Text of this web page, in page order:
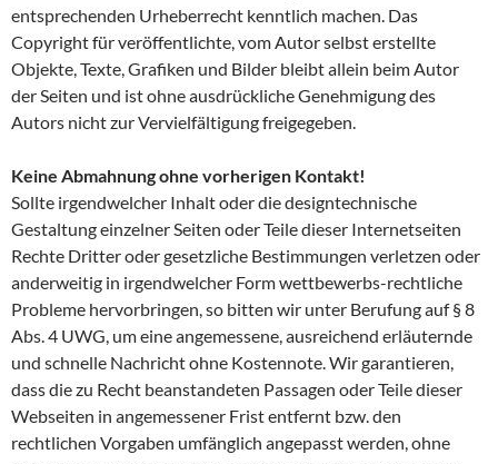
entsprechenden Urheberrecht kenntlich machen. Das
Copyright für veröffentlichte, vom Autor selbst erstellte
Objekte, Texte, Grafiken und Bilder bleibt allein beim Autor
der Seiten und ist ohne ausdrückliche Genehmigung des
Autors nicht zur Vervielfältigung freigegeben.
Keine Abmahnung ohne vorherigen Kontakt!
Sollte irgendwelcher Inhalt oder die designtechnische
Gestaltung einzelner Seiten oder Teile dieser Internetseiten
Rechte Dritter oder gesetzliche Bestimmungen verletzen oder
anderweitig in irgendwelcher Form wettbewerbs-rechtliche
Probleme hervorbringen, so bitten wir unter Berufung auf § 8
Abs. 4 UWG, um eine angemessene, ausreichend erläuternde
und schnelle Nachricht ohne Kostennote. Wir garantieren,
dass die zu Recht beanstandeten Passagen oder Teile dieser
Webseiten in angemessener Frist entfernt bzw. den
rechtlichen Vorgaben umfänglich angepasst werden, ohne